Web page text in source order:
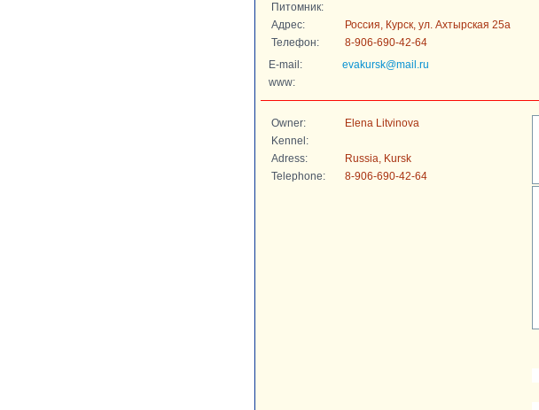
Питомник:
Адрес:
Россия, Курск, ул. Ахтырская 25а
Телефон:
8-906-690-42-64
E-mail:
evakursk@mail.ru
www:
Owner:
Elena Litvinova
Kennel:
Adress:
Russia, Kursk
Telephone:
8-906-690-42-64